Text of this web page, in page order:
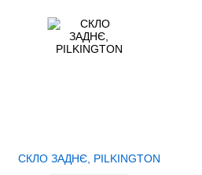
СКЛО ЗАДНЄ, PILKINGTON